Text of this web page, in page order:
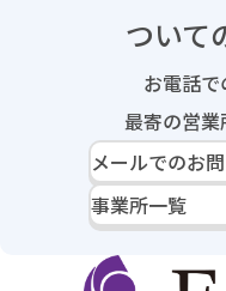
ついて
お電話で
最寄の営業
メールでのお
事業所一覧